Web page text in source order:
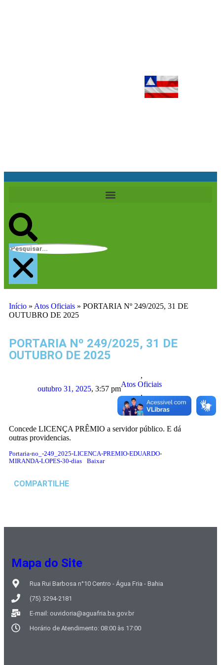
Início » Atos Oficiais » PORTARIA Nº 249/2025, 31 DE
OUTUBRO DE 2025
PORTARIA Nº 249/2025, 31 DE
OUTUBRO DE 2025
outubro 31, 2025, 3:57 pm
,
Atos Oficiais
,
Portaria
Concede LICENÇA PRÊMIO a servidor público. E dá
outras providencias.
Portaria-no_-249_2025-LICENCA-PREMIO-EDUARDO-
MIRANDA-LOPES-30-dias
Baixar
COMPARTILHE
Mapa do Site
Rua Rui Barbosa n°10 Centro - Água Fria - Bahia
(75) 3294-2181
E-mail: ouvidoria@aguafria.ba.gov.br
Horário de Atendimento: 08:00 às 17:00